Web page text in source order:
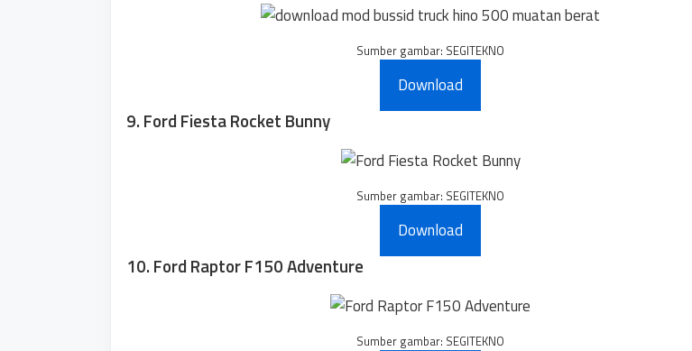
Sumber gambar: SEGITEKNO
Download
9. Ford Fiesta Rocket Bunny
Sumber gambar: SEGITEKNO
Download
10. Ford Raptor F150 Adventure
Sumber gambar: SEGITEKNO